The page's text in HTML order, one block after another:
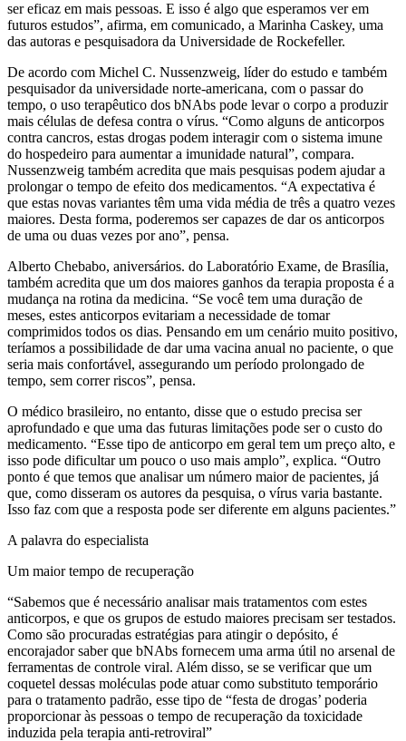
ser eficaz em mais pessoas. E isso é algo que esperamos ver em
futuros estudos”, afirma, em comunicado, a Marinha Caskey, uma
das autoras e pesquisadora da Universidade de Rockefeller.
De acordo com Michel C. Nussenzweig, líder do estudo e também
pesquisador da universidade norte-americana, com o passar do
tempo, o uso terapêutico dos bNAbs pode levar o corpo a produzir
mais células de defesa contra o vírus. “Como alguns de anticorpos
contra cancros, estas drogas podem interagir com o sistema imune
do hospedeiro para aumentar a imunidade natural”, compara.
Nussenzweig também acredita que mais pesquisas podem ajudar a
prolongar o tempo de efeito dos medicamentos. “A expectativa é
que estas novas variantes têm uma vida média de três a quatro vezes
maiores. Desta forma, poderemos ser capazes de dar os anticorpos
de uma ou duas vezes por ano”, pensa.
Alberto Chebabo, aniversários. do Laboratório Exame, de Brasília,
também acredita que um dos maiores ganhos da terapia proposta é a
mudança na rotina da medicina. “Se você tem uma duração de
meses, estes anticorpos evitariam a necessidade de tomar
comprimidos todos os dias. Pensando em um cenário muito positivo,
teríamos a possibilidade de dar uma vacina anual no paciente, o que
seria mais confortável, assegurando um período prolongado de
tempo, sem correr riscos”, pensa.
O médico brasileiro, no entanto, disse que o estudo precisa ser
aprofundado e que uma das futuras limitações pode ser o custo do
medicamento. “Esse tipo de anticorpo em geral tem um preço alto, e
isso pode dificultar um pouco o uso mais amplo”, explica. “Outro
ponto é que temos que analisar um número maior de pacientes, já
que, como disseram os autores da pesquisa, o vírus varia bastante.
Isso faz com que a resposta pode ser diferente em alguns pacientes.”
A palavra do especialista
Um maior tempo de recuperação
“Sabemos que é necessário analisar mais tratamentos com estes
anticorpos, e que os grupos de estudo maiores precisam ser testados.
Como são procuradas estratégias para atingir o depósito, é
encorajador saber que bNAbs fornecem uma arma útil no arsenal de
ferramentas de controle viral. Além disso, se se verificar que um
coquetel dessas moléculas pode atuar como substituto temporário
para o tratamento padrão, esse tipo de “festa de drogas’ poderia
proporcionar às pessoas o tempo de recuperação da toxicidade
induzida pela terapia anti-retroviral”